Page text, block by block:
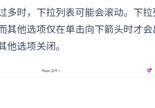
时，下拉列表可能会滚动。 下
其他选项仅在单击向下箭头时才
他选项关闭。